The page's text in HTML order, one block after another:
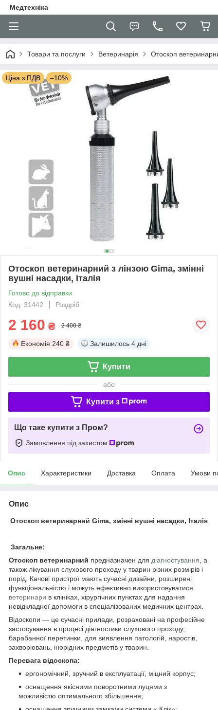
Медтехніка
Товари та послуги Ветеринарія Отоскоп
Ціна з ПДВ –10%
Отоскоп ветеринарний з лінзою Gima, змінні
вушні насадки, Італія
Готово до відправки
Код: 31442
Роздріб
2 160 ₴ 2 400 ₴
Економія 240 ₴ Залишилось 4 дні
Купити
або
Купити з
Що таке купити з Пром?
Замовлення під захистом
Опис Характеристики Доставка Оплата Умови
Опис
Отоскоп ветеринарний Gima, змінні вушні насадки, Італія
Загальне:
Отоскоп ветеринарний предназначен для діагностування , а
також лікування слухового проходу у тварин різних розмірів і
порід. Качові пристрої мають сучасні дизайни, розширені
функціональністю і можуть ефективно використовуватися
ветеринари в клініках, хірургічних пунктах для надання
невідкладної допомоги в спеціалізованих медичних центрах.
Відоскопи — це сучасні прилади, розраховані на професійне
застосування в процесі діагностики слухового проходу,
барабанної перетинки, для виявлення патологій, наростів,
захворювань, інорідних предметів у тварин.
Перевага відоскопа:
ергономічний, зручний в експлуатації, міцний корпус;
оснащення якісними поворотними луцями з
можливістю оптимального збільшення;